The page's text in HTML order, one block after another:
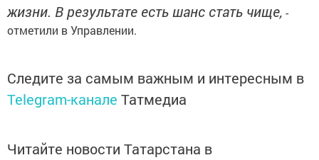
жизни. В результате есть шанс стать чище, -
отметили в Управлении.
Следите за самым важным и интересным в
Telegram-канале Татмедиа
Читайте новости Татарстана в